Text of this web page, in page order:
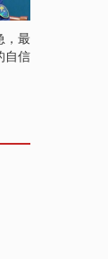
，最
自信